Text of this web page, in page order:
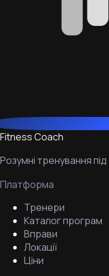
Fitness Coach
Розумні тренування
Платформа
Тренери
Каталог програм
Вправи
Локації
Ціни